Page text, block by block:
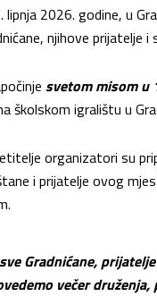
lipnja 2026. godine, u
njihove prijatelje
svetom misom u
školskom igralištu u
organizatori su
i prijatelje ovog
Gradnićane,
večer